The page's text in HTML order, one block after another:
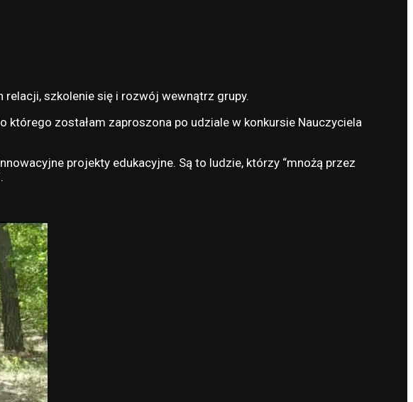
szkolenie się i rozwój wewnątrz grupy.
którego zostałam zaproszona po udziale w konkursie Nauczyciela
projekty edukacyjne. Są to ludzie, którzy “mnożą przez